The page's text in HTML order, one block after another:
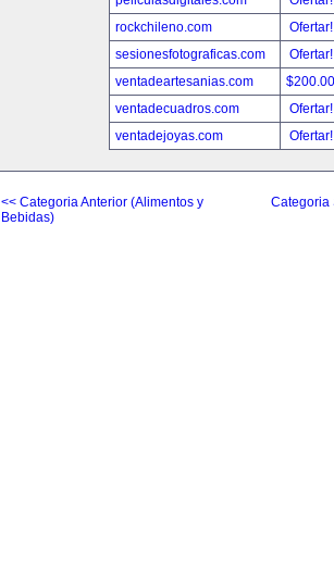
rockchileno.com
sesionesfotograficas.com
ventadeartesanias.com
ventadecuadros.com
ventadejoyas.com
<< Categoria Anterior (Alimentos y
Bebidas)
Categoria